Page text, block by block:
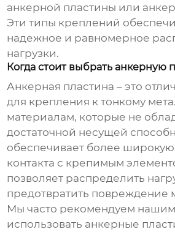
анкерной пластины или
Эти типы креплений
надежное и равномерное
нагрузки.
Когда стоит выбрать анкерную
Анкерная пластина – это
для крепления к тонкому
материалам, которые не
достаточной несущей
обеспечивает более
контакта с крепимым
позволяет распределить
предотвратить повреждение
Мы часто рекомендуем
использовать анкерные